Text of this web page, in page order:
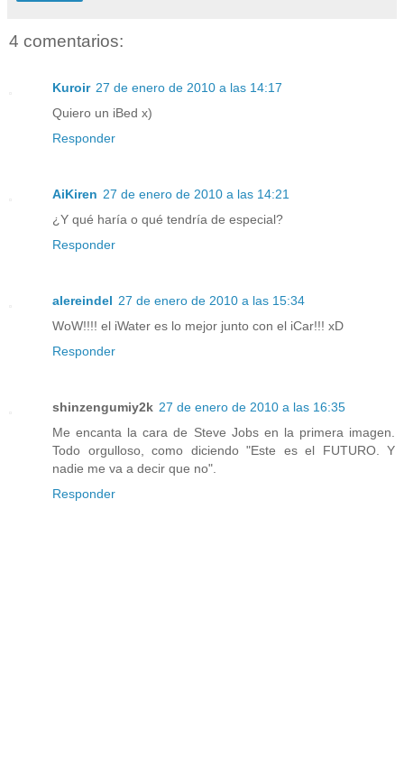
4 comentarios:
Kuroir 27 de enero de 2010 a las 14:17
Quiero un iBed x)
Responder
AiKiren 27 de enero de 2010 a las 14:21
¿Y qué haría o qué tendría de especial?
Responder
alereindel 27 de enero de 2010 a las 15:34
WoW!!!! el iWater es lo mejor junto con el iCar!!! xD
Responder
shinzengumiy2k 27 de enero de 2010 a las 16:35
Me encanta la cara de Steve Jobs en la primera imagen.
Todo orgulloso, como diciendo "Este es el FUTURO. Y
nadie me va a decir que no".
Responder